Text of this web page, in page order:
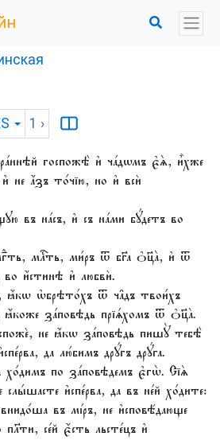
1 ›
госпожѣ̀ и҆ ча́дѡмъ є҆ѧ̀, и҆̀хже
не а҆́зъ то́чїю, но и҆ всѝ
въ на́съ, и҆ съ на́ми бꙋ́детъ во
млⷭ҇ть, ми́ръ ѿ бг҃а ѻ҆ц҃а̀, и҆ ѿ
во и҆́стинѣ и҆ любвѝ.
ꙗ҆́кѡ ѡ҆брѣто́хъ ѿ ча̑дъ твои́хъ
за́повѣдь прїѧ́хомъ ѿ ѻ҆ц҃а̀.
не ꙗ҆́кѡ за́повѣдь пишꙋ̀ тебѣ̀
да лю́бимъ дрꙋ́гъ дрꙋ́га.
по за́повѣдемъ є҆гѡ̀. Сїѧ̀
и҆спе́рва, да въ не́й хо́дите:
въ мі́ръ, не и҆сповѣ́дающе
пл҃ти, се́й є҆́сть льсте́цъ и҆